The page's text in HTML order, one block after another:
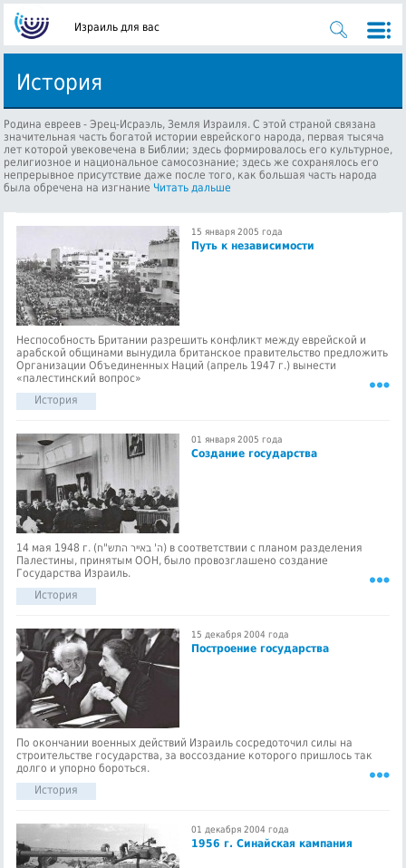
Израиль для вас
История
Родина евреев - Эрец-Исраэль, Земля Израиля. С этой страной связана
значительная часть богатой истории еврейского народа, первая тысяча
лет которой увековечена в Библии; здесь формировалось его культурное,
религиозное и национальное самосознание; здесь же сохранялось его
непрерывное присутствие даже после того, как большая часть народа
была обречена на изгнание Читать дальше
15 января 2005 года
Путь к независимости
Неспособность Британии разрешить конфликт между еврейской и
арабской общинами вынудила британское правительство предложить
Организации Объединенных Наций (апрель 1947 г.) вынести
«палестинский вопрос»
История
01 января 2005 года
Создание государства
14 мая 1948 г. (ה' באייר התש"ח) в соответствии с планом разделения
Палестины, принятым ООН, было провозглашено создание
Государства Израиль.
История
15 декабря 2004 года
Построение государства
По окончании военных действий Израиль сосредоточил силы на
строительстве государства, за воссоздание которого пришлось так
долго и упорно бороться.
История
01 декабря 2004 года
1956 г. Синайская кампания